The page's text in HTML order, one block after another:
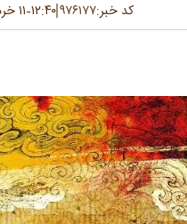
کد خبر:۹۷۶۱۷۷۱۲:۴۰-۱۱ خرداد ۱۴۰۵